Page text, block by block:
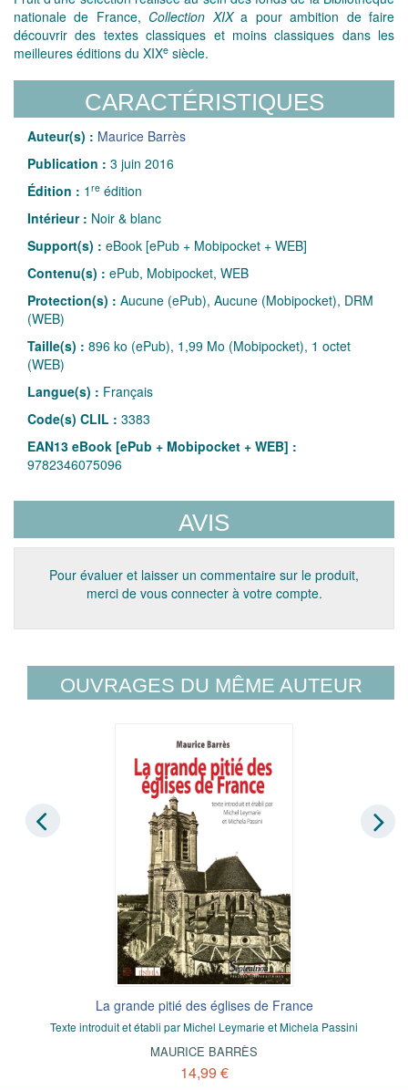
nationale de France, Collection XIXa pour ambition de faire
découvrir des textes classiques et moins classiques dans les
meilleures éditions du XIXe siècle.
CARACTÉRISTIQUES
Auteur(s) : Maurice Barrès
Publication : 3 juin 2016
Édition : 1 re édition
Intérieur : Noir & blanc
Support(s) : eBook [ePub + Mobipocket + WEB]
Contenu(s) : ePub, Mobipocket, WEB
Protection(s) : Aucune (ePub), Aucune (Mobipocket), DRM
(WEB)
Taille(s) : 896 ko (ePub), 1,99 Mo (Mobipocket), 1 octet
(WEB)
Langue(s) : Français
Code(s) CLIL : 3383
EAN13 eBook [ePub + Mobipocket + WEB] :
9782346075096
AVIS
Pour évaluer et laisser un commentaire sur le produit,
merci de vous connecter à votre compte.
OUVRAGES DU MÊME AUTEUR
La grande pitié des églises de France
Texte introduit et établi par Michel Leymarie et Michela Passini
MAURICE BARRÈS
14,99 €